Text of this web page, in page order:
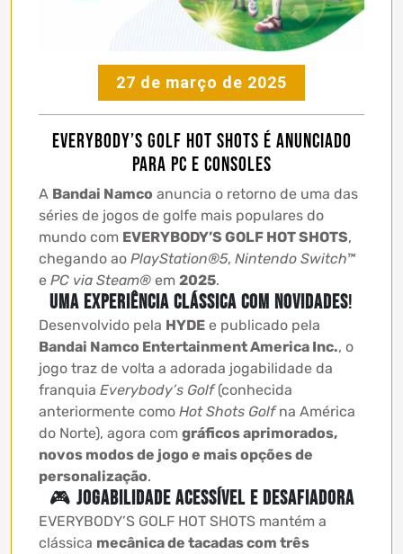
27 de março de 2025
EVERYBODY’S GOLF HOT SHOTS é anunciado
para PC e consoles
A Bandai Namco anuncia o retorno de uma das
séries de jogos de golfe mais populares do
mundo com EVERYBODY’S GOLF HOT SHOTS,
chegando ao PlayStation®5, Nintendo Switch™
e PC via Steam® em 2025.
Uma experiência clássica com novidades!
Desenvolvido pela HYDE e publicado pela
Bandai Namco Entertainment America Inc., o
jogo traz de volta a adorada jogabilidade da
franquia Everybody’s Golf(conhecida
anteriormente como Hot Shots Golfna América
do Norte), agora com gráficos aprimorados,
novos modos de jogo e mais opções de
personalização.
🎮 Jogabilidade acessível e desafiadora
EVERYBODY’S GOLF HOT SHOTS mantém a
clássica mecânica de tacadas com três